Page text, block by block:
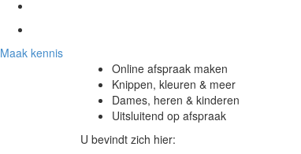
Maak kennis
Online afspraak maken
Knippen, kleuren & meer
Dames, heren & kinderen
Uitsluitend op afspraak
U bevindt zich hier: